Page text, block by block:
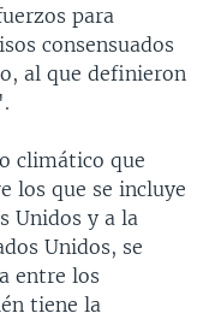
para
consensuados
al que definieron
climático que
los que se incluye
Unidos y a la
Unidos, se
entre los
tiene la